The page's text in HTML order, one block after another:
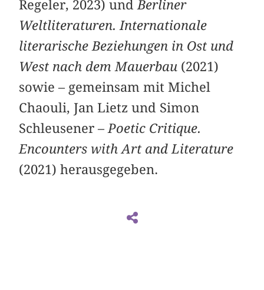
Regeler, 2023) undBerliner
Weltliteraturen. Internationale
literarische Beziehungen in Ost und
West nach dem Mauerbau (2021)
sowie – gemeinsam mit Michel
Chaouli, Jan Lietz und Simon
Schleusener –Poetic Critique.
Encounters with Art and Literature
(2021) herausgegeben.